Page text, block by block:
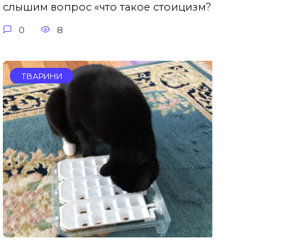
слышим вопрос «что такое стоицизм?
0 8
ТВАРИНИ